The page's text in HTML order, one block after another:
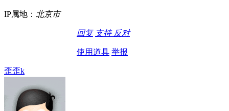
IP属地： 北京市
回复 支持 反对
使用道具 举报
歪歪k